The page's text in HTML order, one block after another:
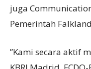
juga
Pemerintah
”Kami secara aktif